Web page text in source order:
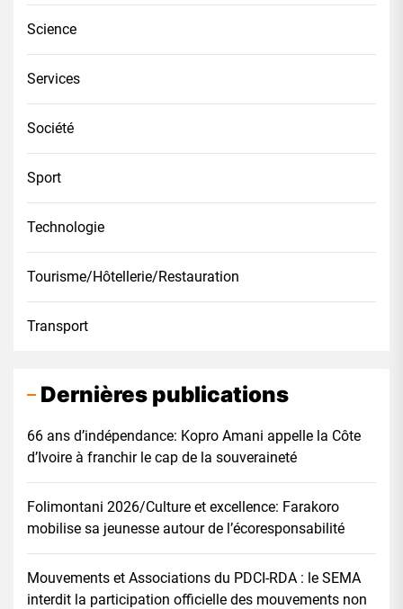
Science
Services
Société
Sport
Technologie
Tourisme/Hôtellerie/Restauration
Transport
Dernières publications
66 ans d’indépendance: Kopro Amani appelle la Côte
d’Ivoire à franchir le cap de la souveraineté
Folimontani 2026/Culture et excellence: Farakoro
mobilise sa jeunesse autour de l’écoresponsabilité
Mouvements et Associations du PDCI-RDA : le SEMA
interdit la participation officielle des mouvements non